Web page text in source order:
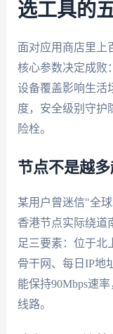
选工具的
面对应用商店里上
核心参数决定成败
设备覆盖影响生活
度，安全级别守护
险栓。
节点不是越
某用户曾迷信"全
香港节点实际绕道
足三要素：位于北
骨干网、每日IP地
能保持90Mbps速
线路。